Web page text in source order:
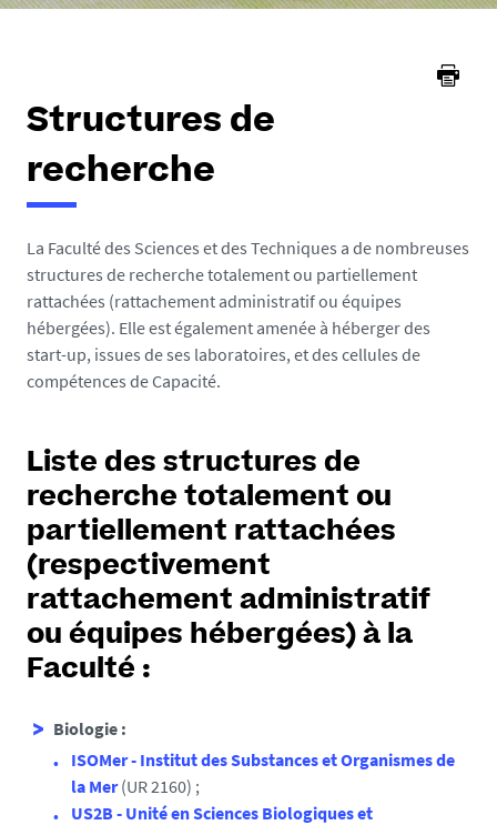
ici :
Structures de
recherche
La Faculté des Sciences et des Techniques a de nombreuses
structures de recherche totalement ou partiellement
rattachées (rattachement administratif ou équipes
hébergées). Elle est également amenée à héberger des
start-up, issues de ses laboratoires, et des cellules de
compétences de Capacité.
Liste des structures de
recherche totalement ou
partiellement rattachées
(respectivement
rattachement administratif
ou équipes hébergées) à la
Faculté :
Biologie :
ISOMer - Institut des Substances et Organismes de
la Mer(UR 2160) ;
US2B - Unité en Sciences Biologiques et